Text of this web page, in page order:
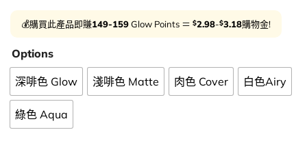
💰購買此產品即賺149-159Glow Points ＝ $2.98-$3.18購物金!
Options
深啡色 Glow 淺啡色 Matte 肉色 Cover 白色Airy
綠色 Aqua